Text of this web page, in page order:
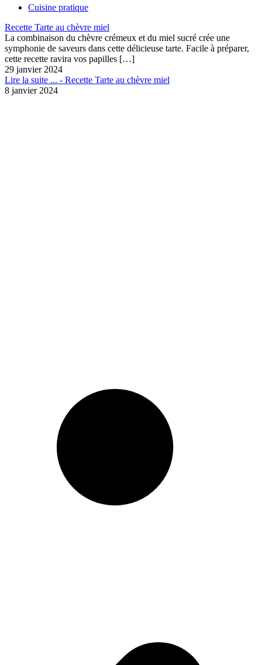
Cuisine pratique
Recette Tarte au chèvre miel
La combinaison du chèvre crémeux et du miel sucré crée une
symphonie de saveurs dans cette délicieuse tarte. Facile à préparer,
cette recette ravira vos papilles […]
29 janvier 2024
Lire la suite ... - Recette Tarte au chèvre miel
8 janvier 2024